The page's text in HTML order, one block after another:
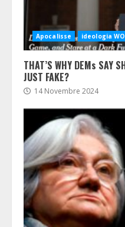
Apocalisse ideologia
THAT’S WHY DEMs SAY
JUST FAKE?
14 Novembre 2024